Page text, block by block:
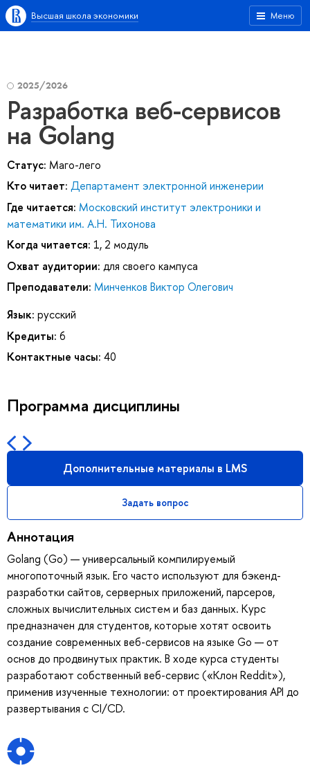
Меню
Высшая школа экономики
2025/2026
Разработка веб-сервисов
на Golang
Статус: Маго-лего
Кто читает: Департамент электронной инженерии
Где читается: Московский институт электроники и
математики им. А.Н. Тихонова
Когда читается: 1, 2 модуль
Охват аудитории: для своего кампуса
Преподаватели: Минченков Виктор Олегович
Язык: русский
Кредиты: 6
Контактные часы: 40
Программа дисциплины
Дополнительные материалы в LMS
Задать вопрос
Аннотация
Golang (Go) — универсальный компилируемый
многопоточный язык. Его часто используют для бэкенд-
разработки сайтов, серверных приложений, парсеров,
сложных вычислительных систем и баз данных. Курс
предназначен для студентов, которые хотят освоить
создание современных веб-сервисов на языке Go — от
основ до продвинутых практик. В ходе курса студенты
разработают собственный веб-сервис («Клон Reddit»),
применив изученные технологии: от проектирования API до
развертывания с CI/CD.